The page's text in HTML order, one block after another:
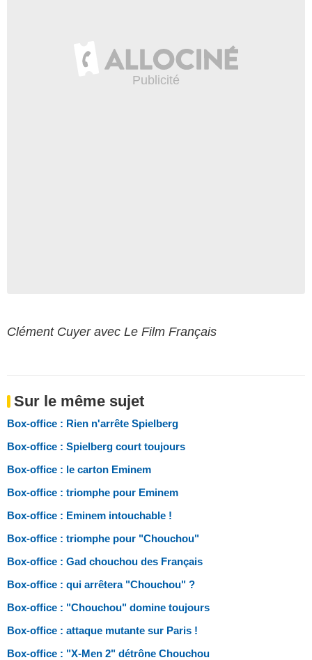
Clément Cuyer avec Le Film Français
Sur le même sujet
Box-office : Rien n'arrête Spielberg
Box-office : Spielberg court toujours
Box-office : le carton Eminem
Box-office : triomphe pour Eminem
Box-office : Eminem intouchable !
Box-office : triomphe pour "Chouchou"
Box-office : Gad chouchou des Français
Box-office : qui arrêtera "Chouchou" ?
Box-office : "Chouchou" domine toujours
Box-office : attaque mutante sur Paris !
Box-office : "X-Men 2" détrône Chouchou